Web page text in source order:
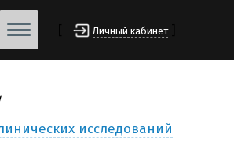
Личный кабинет
исследований